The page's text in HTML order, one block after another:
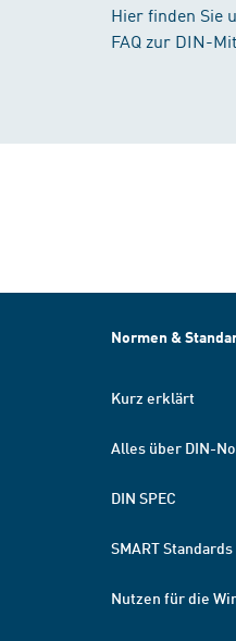
Hier finden Sie
FAQ zur DIN-
Normen &
Kurz erklärt
Alles über DIN-
DIN SPEC
SMART Standards
Nutzen für die